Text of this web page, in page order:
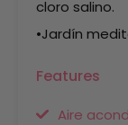
cloro salino.
•Jardín
Features
Aire